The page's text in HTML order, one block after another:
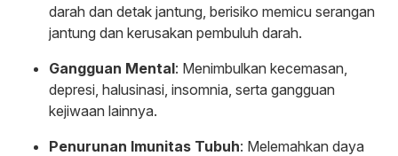
darah dan detak jantung, berisiko memicu serangan
jantung dan kerusakan pembuluh darah.
Gangguan Mental: Menimbulkan kecemasan,
depresi, halusinasi, insomnia, serta gangguan
kejiwaan lainnya.
Penurunan Imunitas Tubuh: Melemahkan daya